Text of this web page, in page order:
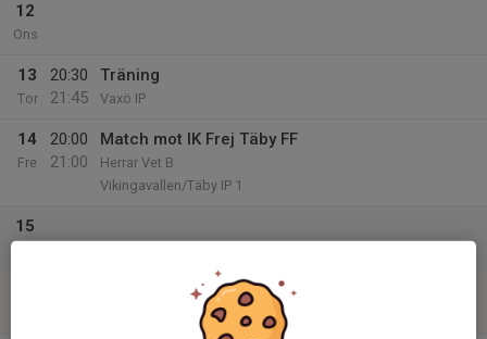
12
Ons
13
Tor
20:30
21:45
Träning
Vaxö IP
14
Fre
20:00
21:00
Match mot IK Frej Täby FF
Herrar Vet B
Vikingavallen/Täby IP 1
15